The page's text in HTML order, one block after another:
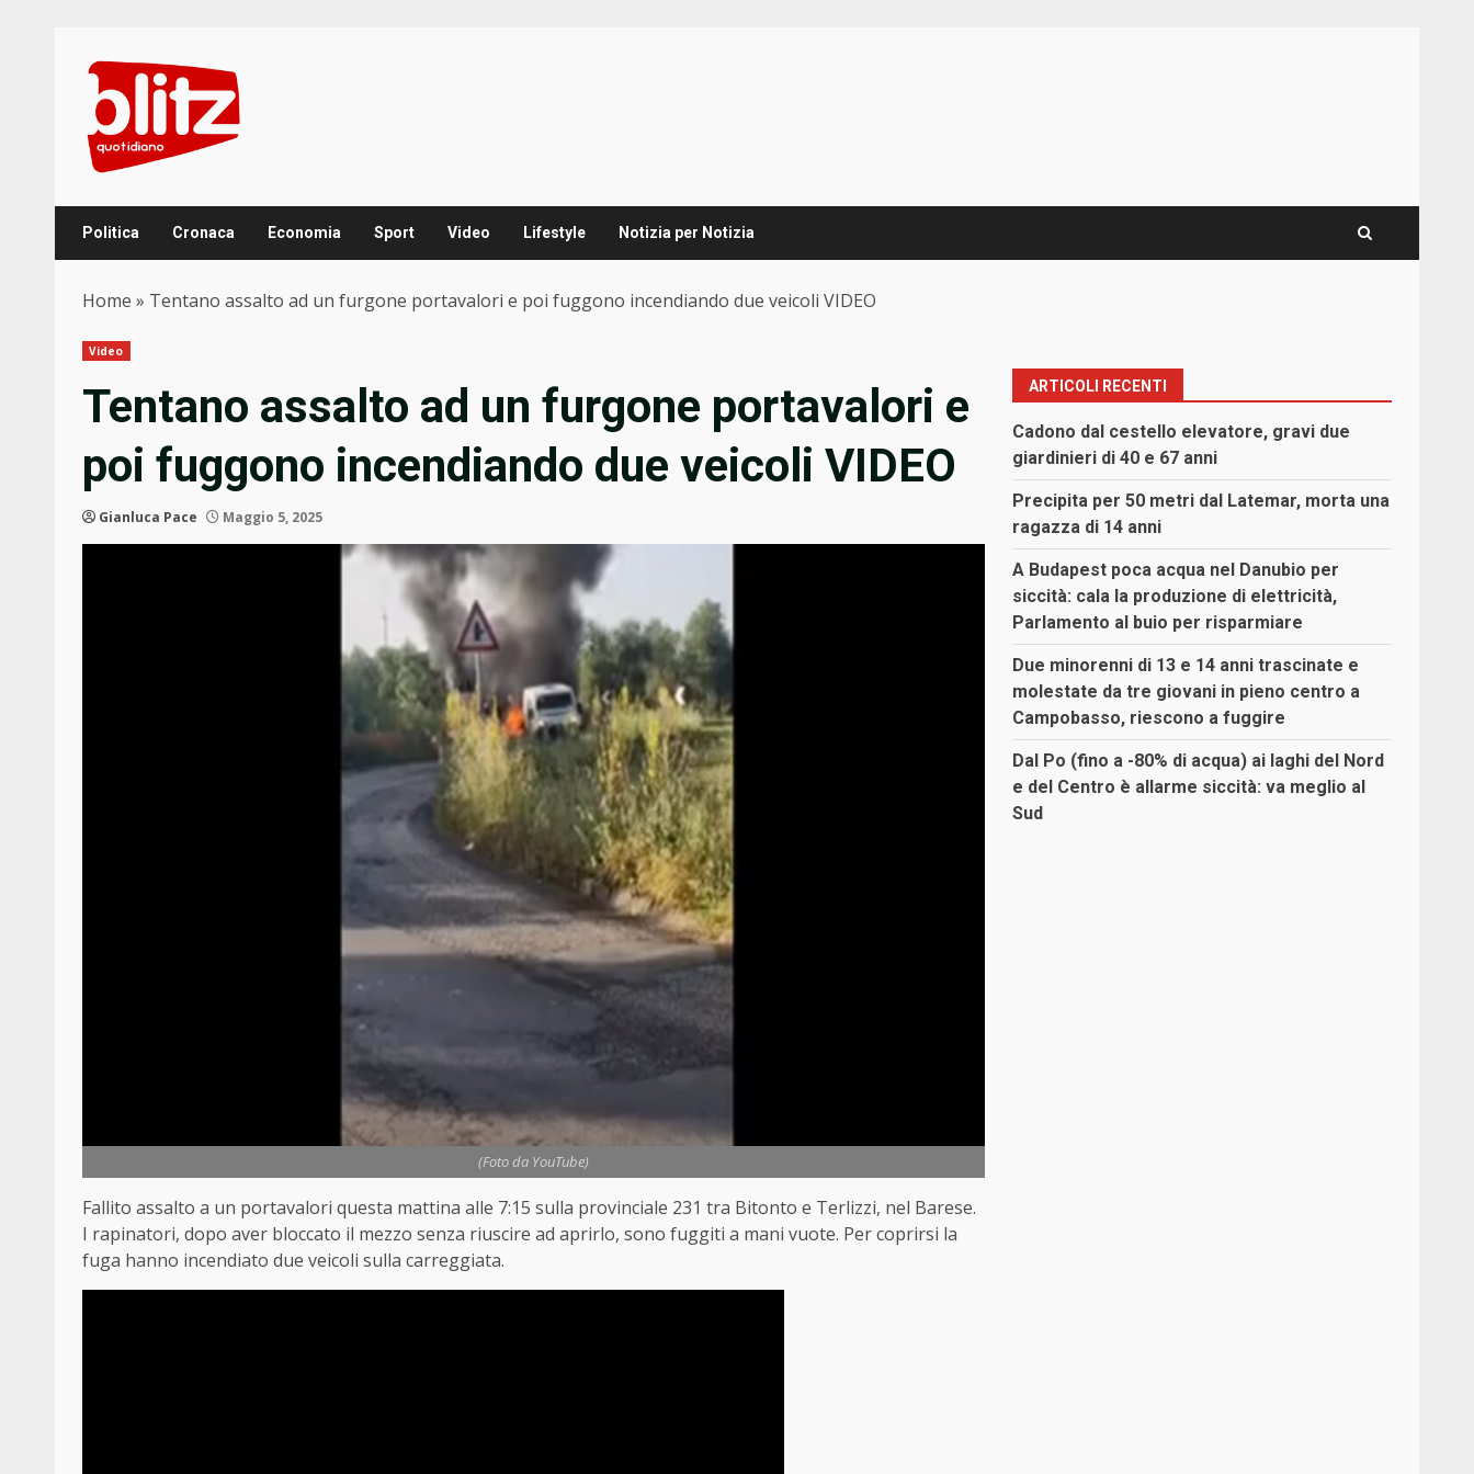
content
Politica Cronaca Economia Sport Video Lifestyle Notizia per Notizia
Home » Tentano assalto ad un furgone portavalori e poi fuggono incendiando due veicoli VIDEO
Video
Tentano assalto ad un furgone portavalori e
poi fuggono incendiando due veicoli VIDEO
Gianluca Pace Maggio 5, 2025
(Foto da YouTube)
Fallito assalto a un portavalori questa mattina alle 7:15 sulla provinciale 231 tra Bitonto e Terlizzi, nel Barese.
I rapinatori, dopo aver bloccato il mezzo senza riuscire ad aprirlo, sono fuggiti a mani vuote. Per coprirsi la
fuga hanno incendiato due veicoli sulla carreggiata.
ARTICOLI RECENTI
Cadono dal cestello elevatore, gravi due
giardinieri di 40 e 67 anni
Precipita per 50 metri dal Latemar, morta una
ragazza di 14 anni
A Budapest poca acqua nel Danubio per
siccità: cala la produzione di elettricità,
Parlamento al buio per risparmiare
Due minorenni di 13 e 14 anni trascinate e
molestate da tre giovani in pieno centro a
Campobasso, riescono a fuggire
Dal Po (fino a -80% di acqua) ai laghi del Nord
e del Centro è allarme siccità: va meglio al
Sud